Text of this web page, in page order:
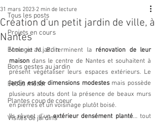
Tous les posts
Projets en cours
Ecologie au jardin
Bons gestes au jardin
Focus métier
Plantes coup de coeur
Visites de jardins
Création d'un petit jardin de ville, à
Nantes
31 mars 2023 2 min de lecture
Mme et M. B. terminent la rénovation de leur
maison dans le centre de Nantes et souhaitent à
jardin est de dimensions modestes mais possède
plusieurs atouts dont la présence de beaux murs
en pierres et un voisinage plutôt boisé.
Ils rêvent d'un extérieur densément planté... tout